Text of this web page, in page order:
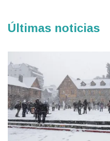
Últimas noticias